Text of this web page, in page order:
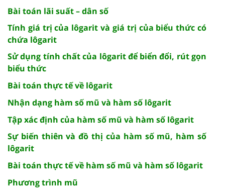
Bài toán lãi suất – dân số
Tính giá trị của lôgarit và giá trị của biểu thức có
chứa lôgarit
Sử dụng tính chất của lôgarit để biển đổi, rút gọn
biểu thức
Bài toán thực tế về lôgarit
Nhận dạng hàm số mũ và hàm số lôgarit
Tập xác định của hàm số mũ và hàm số lôgarit
Sự biến thiên và đồ thị của hàm số mũ, hàm số
lôgarit
Bài toán thực tế về hàm số mũ và hàm số lôgarit
Phương trình mũ